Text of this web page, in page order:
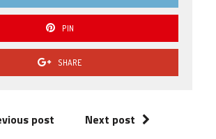
PIN
SHARE
post Next post